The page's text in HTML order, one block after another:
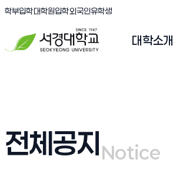
서경대학교
학부입학(새창 열림)
대학원입학(새창 열림)
외국인유학생(새창 열림)
대학소개
전체공지 Notice
Notice